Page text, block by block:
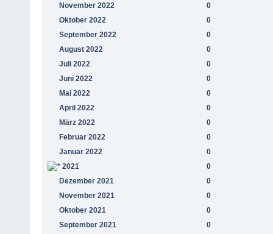
November 2022
0
Oktober 2022
0
September 2022
0
August 2022
0
Juli 2022
0
Juni 2022
0
Mai 2022
0
April 2022
0
März 2022
0
Februar 2022
0
Januar 2022
0
2021
0
Dezember 2021
0
November 2021
0
Oktober 2021
0
September 2021
0